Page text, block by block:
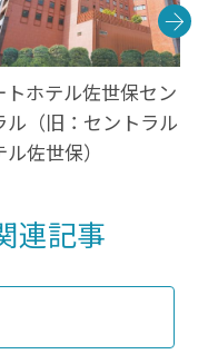
トホテル佐世保セン
ル（旧：セントラル
ル佐世保）
連記事